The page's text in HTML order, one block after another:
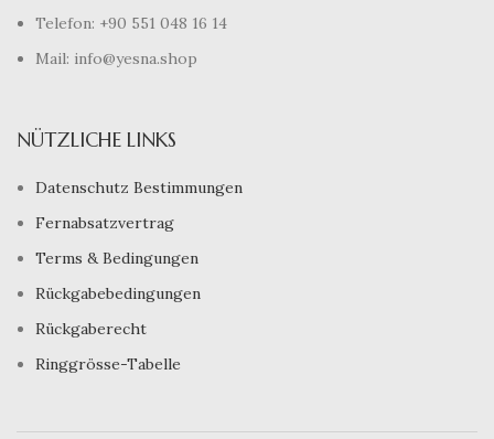
Telefon: +90 551 048 16 14
Mail: info@yesna.shop
NÜTZLICHE LINKS
Datenschutz Bestimmungen
Fernabsatzvertrag
Terms & Bedingungen
Rückgabebedingungen
Rückgaberecht
Ringgrösse-Tabelle